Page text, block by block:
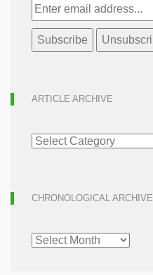
ARTICLE ARCHIVE
ARTICLE
ARCHIVE
CHRONOLOGICAL ARCHIVE
CHRONOLOGICAL
ARCHIVE